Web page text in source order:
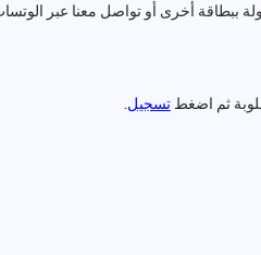
ببطاقة أخرى أو تواصل معنا عبر
ثم اضغطتسجيل